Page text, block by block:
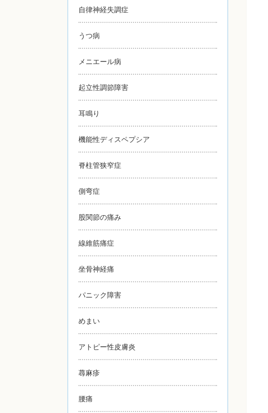
自律神経失調症
うつ病
メニエール病
起立性調節障害
耳鳴り
機能性ディスペプシア
脊柱管狭窄症
側弯症
股関節の痛み
線維筋痛症
坐骨神経痛
パニック障害
めまい
アトピー性皮膚炎
蕁麻疹
腰痛